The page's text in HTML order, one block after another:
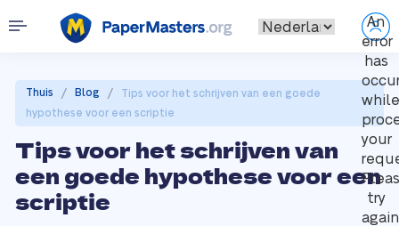
An
error
has
while
your
try
again
Thuis / Blog /
Tips voor het schrijven van een goede
hypothese voor een scriptie
Tips voor het schrijven van
een goede hypothese voor een
scriptie